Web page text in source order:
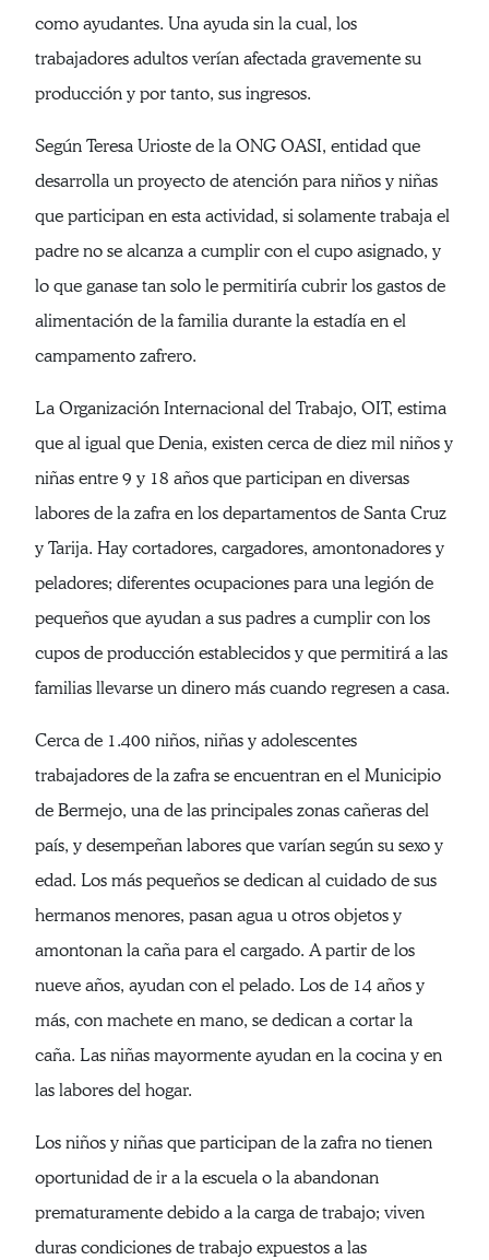
como ayudantes. Una ayuda sin la cual, los
trabajadores adultos verían afectada gravemente su
producción y por tanto, sus ingresos.
Según Teresa Urioste de la ONG OASI, entidad que
desarrolla un proyecto de atención para niños y niñas
que participan en esta actividad, si solamente trabaja el
padre no se alcanza a cumplir con el cupo asignado, y
lo que ganase tan solo le permitiría cubrir los gastos de
alimentación de la familia durante la estadía en el
campamento zafrero.
La Organización Internacional del Trabajo, OIT, estima
que al igual que Denia, existen cerca de diez mil niños y
niñas entre 9 y 18 años que participan en diversas
labores de la zafra en los departamentos de Santa Cruz
y Tarija. Hay cortadores, cargadores, amontonadores y
peladores; diferentes ocupaciones para una legión de
pequeños que ayudan a sus padres a cumplir con los
cupos de producción establecidos y que permitirá a las
familias llevarse un dinero más cuando regresen a casa.
Cerca de 1.400 niños, niñas y adolescentes
trabajadores de la zafra se encuentran en el Municipio
de Bermejo, una de las principales zonas cañeras del
país, y desempeñan labores que varían según su sexo y
edad. Los más pequeños se dedican al cuidado de sus
hermanos menores, pasan agua u otros objetos y
amontonan la caña para el cargado. A partir de los
nueve años, ayudan con el pelado. Los de 14 años y
más, con machete en mano, se dedican a cortar la
caña. Las niñas mayormente ayudan en la cocina y en
las labores del hogar.
Los niños y niñas que participan de la zafra no tienen
oportunidad de ir a la escuela o la abandonan
prematuramente debido a la carga de trabajo; viven
duras condiciones de trabajo expuestos a las